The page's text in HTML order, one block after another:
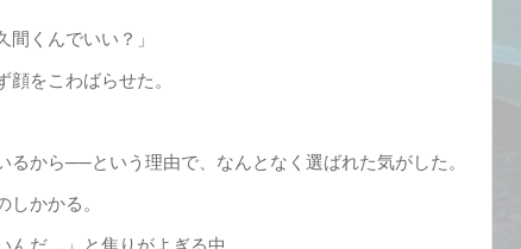
くんでいい？」
顔をこわばらせた。
るから──という理由で、なんとなく選ばれた気がした。
しかかる。